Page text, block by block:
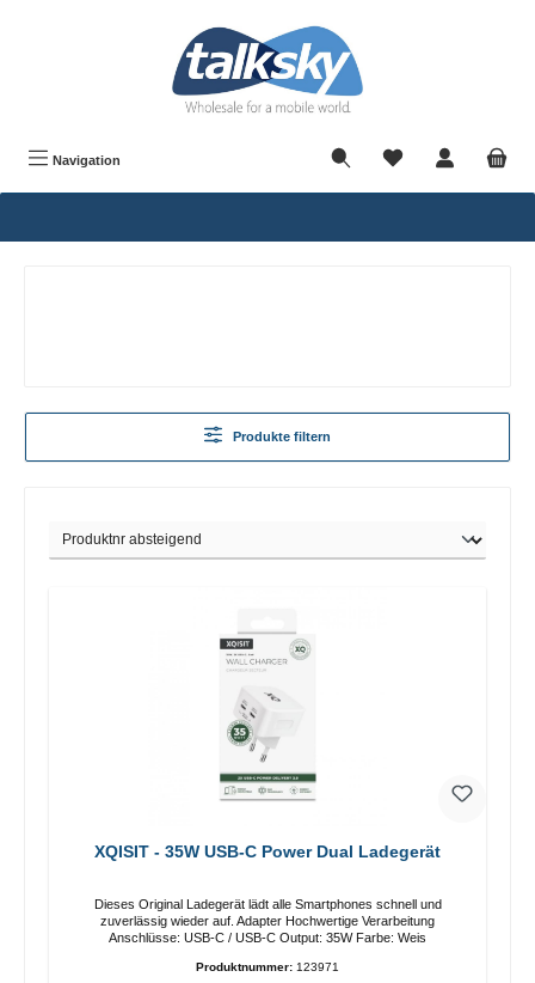
Navigation
Produkte filtern
XQISIT - 35W USB-C Power Dual Ladegerät
Dieses Original Ladegerät lädt alle Smartphones schnell und
zuverlässig wieder auf. Adapter Hochwertige Verarbeitung
Anschlüsse: USB-C / USB-C Output: 35W Farbe: Weis
Produktnummer: 123971